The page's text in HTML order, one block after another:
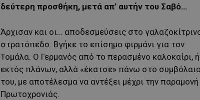
δεύτερη προσθήκη, μετά απ’ αυτήν του Σαβό…
Άρχισαν και οι… αποδεσμεύσεις στο
στρατόπεδο. Βγήκε το επίσημο φιρμάνι για τον
Τομάλα. Ο Γερμανός από το περασμένο καλοκαίρι,
εκτός πλάνων, αλλά «έκατσε» πάνω στο συμβόλαιο
του, με αποτέλεσμα να αντέξει μέχρι την
Πρωτοχρονιάς.